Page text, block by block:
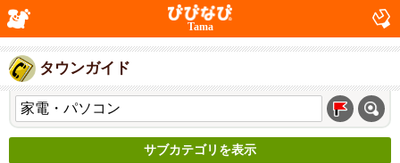
Tama
タウンガイド
サブカテゴリを表示